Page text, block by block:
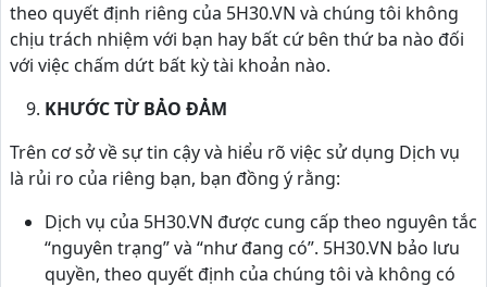
theo quyết định riêng của 5H30.VN và chúng tôi không
chịu trách nhiệm với bạn hay bất cứ bên thứ ba nào đối
với việc chấm dứt bất kỳ tài khoản nào.
KHƯỚC TỪ BẢO ĐẢM
Trên cơ sở về sự tin cậy và hiểu rõ việc sử dụng Dịch vụ
là rủi ro của riêng bạn, bạn đồng ý rằng:
Dịch vụ của 5H30.VN được cung cấp theo nguyên tắc
“nguyên trạng” và “như đang có”. 5H30.VN bảo lưu
quyền, theo quyết định của chúng tôi và không có